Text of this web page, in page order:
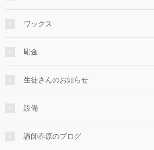
ワックス
彫金
生徒さんのお知らせ
設備
講師春原のブログ